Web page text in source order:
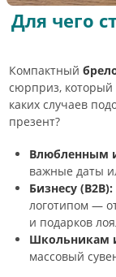
Для чего
Компактный
сюрприз, который
каких случаев
презент?
Влюбленным
важные даты
Бизнесу (B2B):
логотипом —
и подарков
Школьникам
массовый